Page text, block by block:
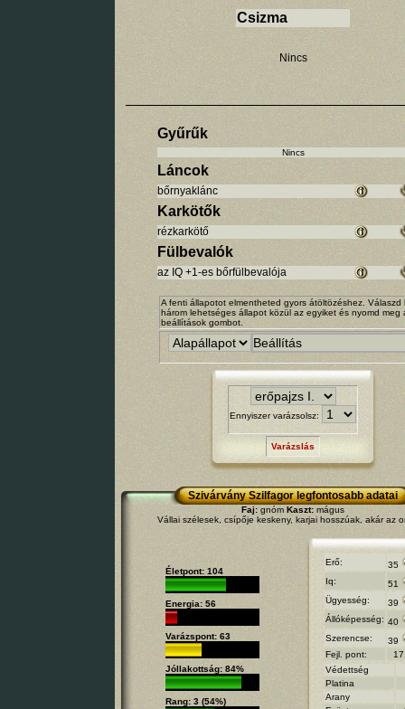
Csizma
Nincs
Gyűrűk
Nincs
Láncok
bőrnyaklánc
Karkötők
rézkarkötő
Fülbevalók
az IQ +1-es bőrfülbevalója
A fenti állapotot elmentheted gyors átöltözéshez. Válaszd
három lehetséges állapot közül az egyiket és nyomd meg
beállítások gombot.
Ennyiszer varázsolsz:
Varázslás
Szivárvány Szilfagor legfontosabb adatai
Faj: gnóm Kaszt: mágus
Vállai szélesek, csípője keskeny, karjai hosszúak, akár az
Életpont: 104
Energia: 56
Varázspont: 63
Jóllakottság: 84%
Rang: 3 (54%)
Erő:
35
Iq:
51
Ügyesség:
39
Állóképesség: 40
Szerencse:
39
Fejl. pont:
Védettség
Platina
Arany